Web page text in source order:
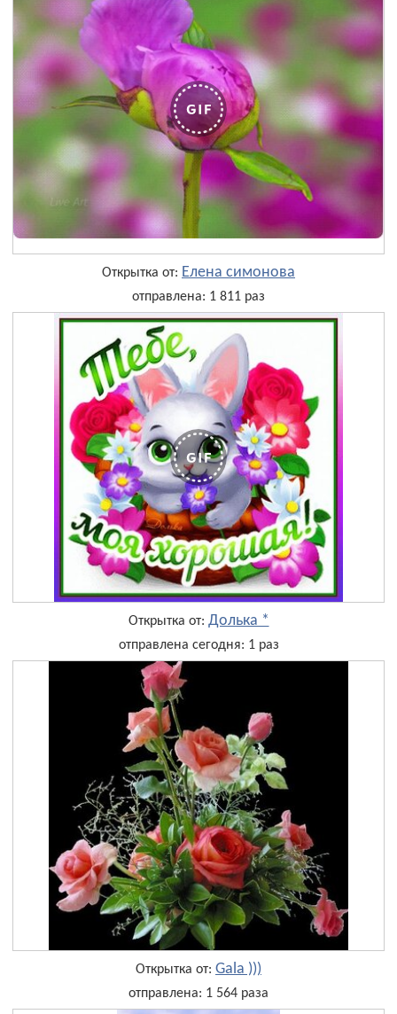
Открытка от: Елена симонова
отправлена: 1 811 раз
Открытка от: Долька *
отправлена сегодня: 1 раз
Открытка от: Gala )))
отправлена: 1 564 раза